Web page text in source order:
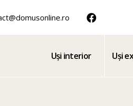
Uși interior Uși